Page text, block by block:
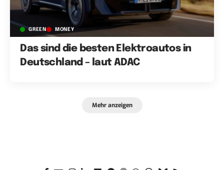
GREEN MONEY
Das sind die besten Elektroautos in
Deutschland – laut ADAC
Mehr anzeigen